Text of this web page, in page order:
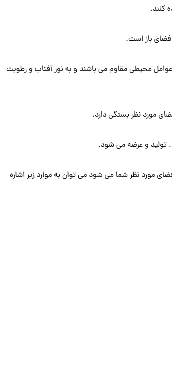
کنند.
باز است.
محیطی مقاوم می باشند و به نور آفتاب و رطوبت
مورد نظر بستگی دارد.
… تولید و عرضه می شود.
مورد نظر شما می شود می توان به موارد زیر اشاره